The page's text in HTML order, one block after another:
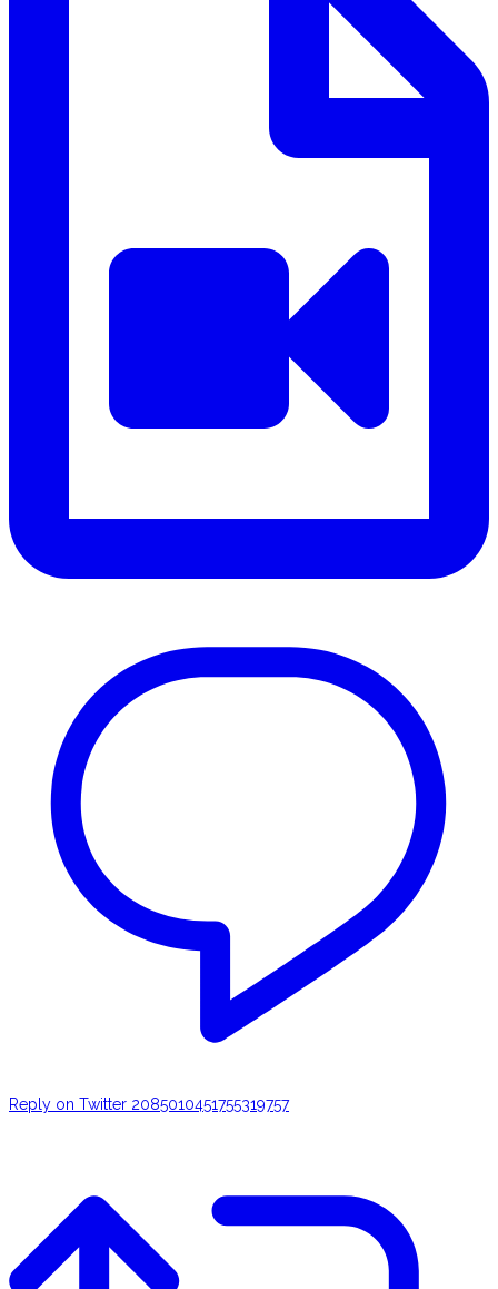
Reply on Twitter 2085010451755319757